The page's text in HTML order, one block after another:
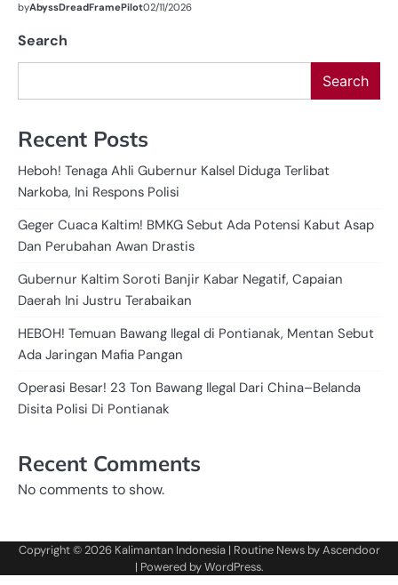
byAbyssDreadFramePilot02/11/2026
Search
Search
Recent Posts
Heboh! Tenaga Ahli Gubernur Kalsel Diduga Terlibat
Narkoba, Ini Respons Polisi
Geger Cuaca Kaltim! BMKG Sebut Ada Potensi Kabut Asap
Dan Perubahan Awan Drastis
Gubernur Kaltim Soroti Banjir Kabar Negatif, Capaian
Daerah Ini Justru Terabaikan
HEBOH! Temuan Bawang Ilegal di Pontianak, Mentan Sebut
Ada Jaringan Mafia Pangan
Operasi Besar! 23 Ton Bawang Ilegal Dari China–Belanda
Disita Polisi Di Pontianak
Recent Comments
No comments to show.
Copyright © 2026 Kalimantan Indonesia| Routine News byAscendoor
| Powered byWordPress.